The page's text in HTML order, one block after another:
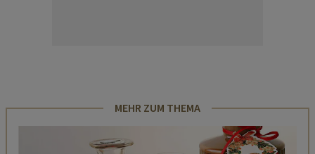
MEHR ZUM THEMA